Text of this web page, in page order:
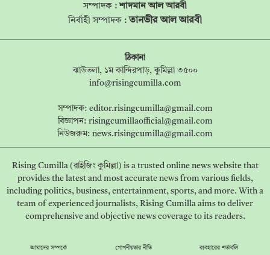
সম্পাদক :শাদমান আল আরবী
নির্বাহী সম্পাদক : তানভীর আল আরবী
ঠিকানা
ঝাউতলা, ১ম কান্দিরপাড়, কুমিল্লা ৩৫০০
info@risingcumilla.com
সম্পাদক: editor.risingcumilla@gmail.com
বিজ্ঞাপন: risingcumillaofficial@gmail.com
নিউজরুম: news.risingcumilla@gmail.com
Rising Cumilla (রাইজিং কুমিল্লা) is a trusted online news website that
provides the latest and most accurate news from various fields,
including politics, business, entertainment, sports, and more. With a
team of experienced journalists, Rising Cumilla aims to deliver
comprehensive and objective news coverage to its readers.
আমাদের সম্পর্কে গোপনীয়তার নীতি ব্যবহারের শর্তাবলি